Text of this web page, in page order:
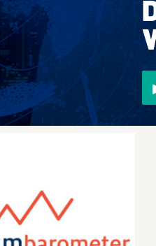
Juni 2026: